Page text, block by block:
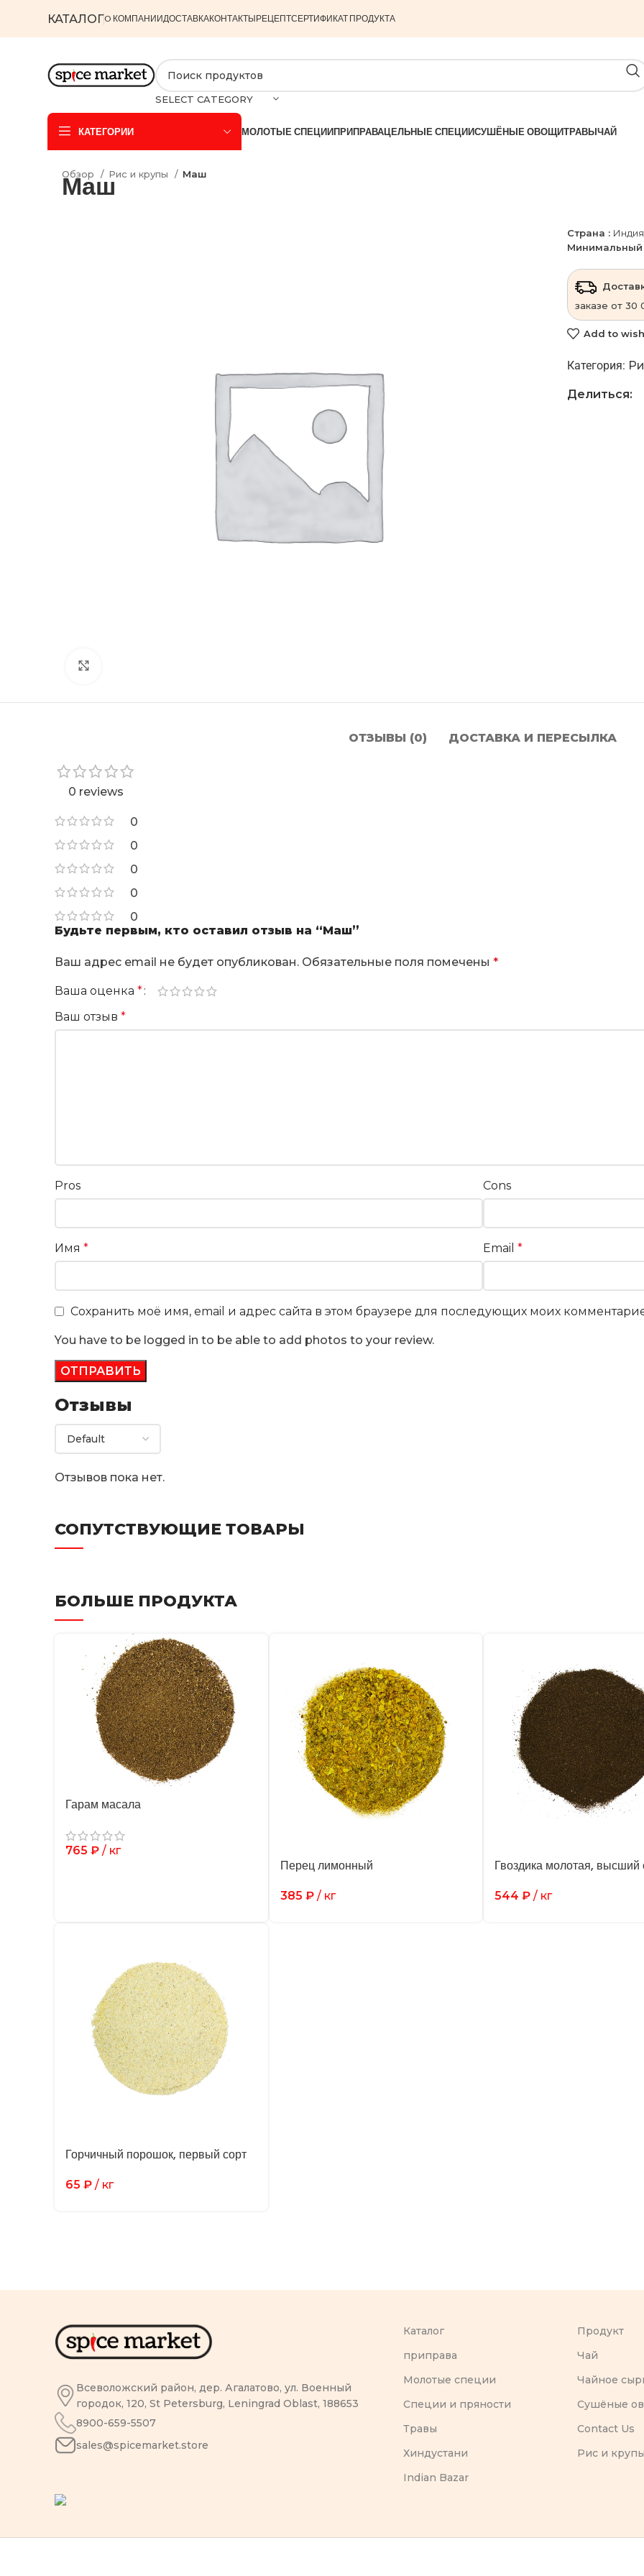
КАТАЛОГO КОМПАНИИДОСТАВКАКОНТАКТЫРЕЦЕПТСЕРТИФИКАТ ПРОДУКТА
SELECT CATEGORY
КАТЕГОРИИ МОЛОТЫЕ СПЕЦИИПРИПРАВАЦЕЛЬНЫЕ СПЕЦИИСУШЁНЫЕ ОВОЩИТРАВЫЧАЙ
Обзор Рис и крупы Маш
Маш
Страна : Индия
Минимальный
заказе от 30
Add to
Категория:
Делиться:
ОТЗЫВЫ (0) ДОСТАВКА И ПЕРЕСЫЛКА
0 reviews
0
0
0
0
0
Отзывы
Отзывов пока нет.
Будьте первым, кто оставил отзыв на “Маш”
Ваш адрес email не будет опубликован. Обязательные поля помечены *
Ваша оценка *
Ваш отзыв *
Pros Cons
Имя * Email *
Сохранить моё имя, email и адрес сайта в этом браузере для последующих моих
You have to be logged in to be able to add photos to your review.
СОПУТСТВУЮЩИЕ ТОВАРЫ
БОЛЬШЕ ПРОДУКТА
Гарам масала
765 ₽ / кг
Перец лимонный
385 ₽/ кг
Гвоздика молотая, высший
544 ₽ / кг
Горчичный порошок, первый сорт
65 ₽ / кг
Всеволожский район, дер. Агалатово, ул. Военный
городок, 120, St Petersburg, Leningrad Oblast, 188653
8900-659-5507
sales@spicemarket.store
Каталог
приправа
Молотые специи
Специи и пряности
Травы
Хиндустани
Indian Bazar
Продукт
Чай
Чайное
Сушёные
Contact Us
Рис и